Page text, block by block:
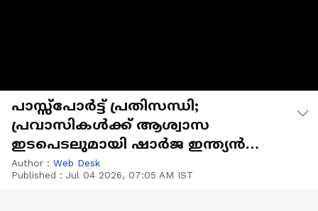
പാസ്സ്പോർട്ട് പ്രതിസന്ധി;
പ്രവാസികൾക്ക് ആശ്വാസ
ഇടപെടലുമായി ഷാർജ ഇന്ത്യൻ
അസോസിയേഷൻ
Author : Web Desk
Published : Jul 04 2026, 07:05 AM IST